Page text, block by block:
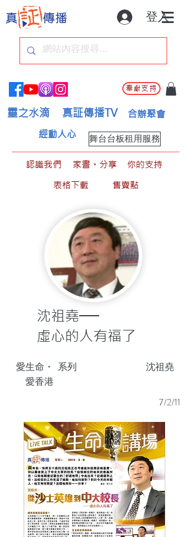
登入
奉獻支持
靈之水滴 真証傳播TV 合辦聚會
舞台台板租用服務
經動人心
認識我們 家書。分享
你的支持
表格下載
售賣點
沈祖堯──
虛心的人有福了
沈祖堯
愛生命・
愛香港
系列
7/2/11